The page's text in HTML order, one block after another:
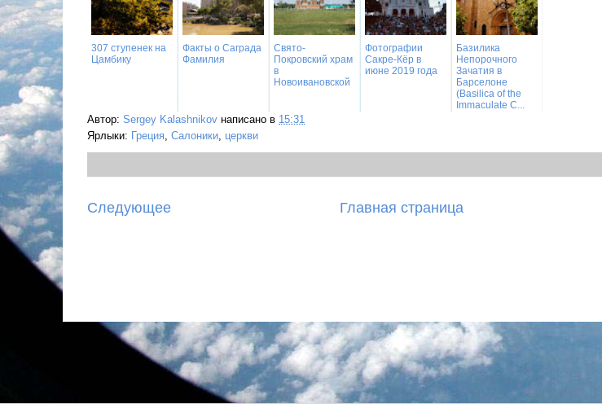
307 ступенек на
Цамбику
Факты о Саграда
Фамилия
Свято-
Покровский храм
в
Новоивановской
Фотографии
Сакре-Кёр в
июне 2019 года
Базилика
Непорочного
Зачатия в
Барселоне
(Basilica of the
Immaculate C...
Автор: Sergey Kalashnikov написано в 15:31
Ярлыки: Греция Салоники церкви
Следующее Главная страница